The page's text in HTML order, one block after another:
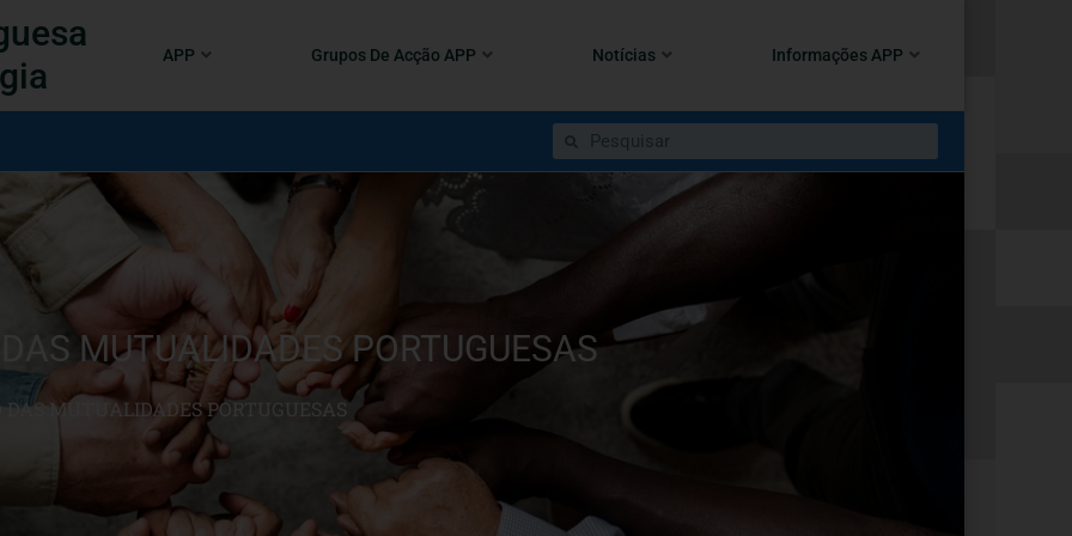
APP Grupos De Acção APP Notícias Informações APP
MUTUALIDADES PORTUGUESAS
MUTUALIDADES PORTUGUESAS